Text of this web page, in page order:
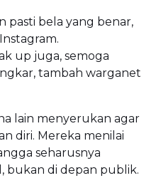
pasti bela yang benar,
up juga, semoga
tambah warganet
lain menyerukan agar
diri. Mereka menilai
seharusnya
bukan di depan publik.